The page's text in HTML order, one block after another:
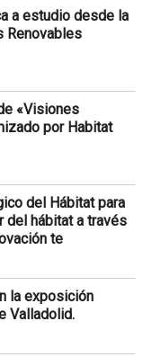
a estudio desde la
Renovables
«Visiones
por Habitat
del Hábitat para
del hábitat a través
te
la exposición
Valladolid.